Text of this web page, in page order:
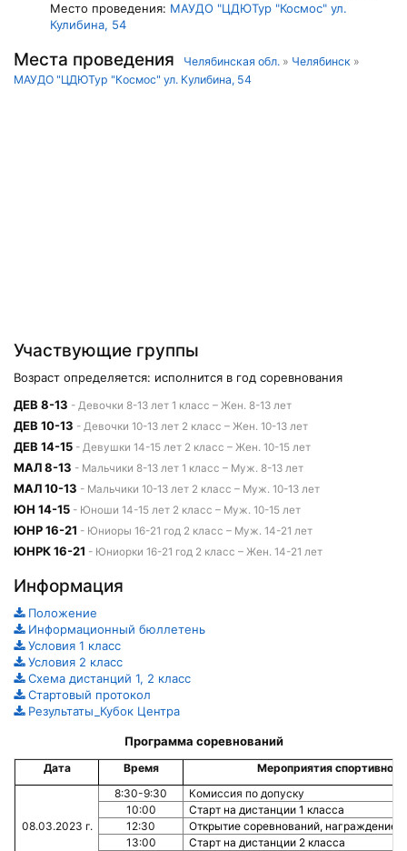
Место проведения: МАУДО "ЦДЮТур "Космос" ул.
Кулибина, 54
Места проведения Челябинская обл. » Челябинск »
МАУДО "ЦДЮТур "Космос" ул. Кулибина, 54
Участвующие группы
Возраст определяется: исполнится в год соревнования
ДЕВ 8-13 - Девочки 8-13 лет 1 класс – Жен. 8-13 лет
ДЕВ 10-13 - Девочки 10-13 лет 2 класс – Жен. 10-13 лет
ДЕВ 14-15 - Девушки 14-15 лет 2 класс – Жен. 10-15 лет
МАЛ 8-13 - Мальчики 8-13 лет 1 класс – Муж. 8-13 лет
МАЛ 10-13 - Мальчики 10-13 лет 2 класс – Муж. 10-13 лет
ЮН 14-15 - Юноши 14-15 лет 2 класс – Муж. 10-15 лет
ЮНР 16-21 - Юниоры 16-21 год 2 класс – Муж. 14-21 лет
ЮНРК 16-21 - Юниорки 16-21 год 2 класс – Жен. 14-21 лет
Информация
Положение
Информационный бюллетень
Условия 1 класс
Условия 2 класс
Схема дистанций 1, 2 класс
Стартовый протокол
Результаты_Кубок Центра
Программа соревнований
Дата Время Мероприятия
08.03.2023 г.
8:30-9:30
Комиссия по допуску
10:00
Старт на дистанции 1 класса
12:30
Открытие соревнований, награждение
13:00
Старт на дистанции 2 класса